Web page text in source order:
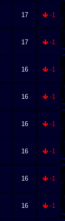
17 -1
17 -1
16 -1
16 -1
16 -1
16 -1
16 -1
16 -1